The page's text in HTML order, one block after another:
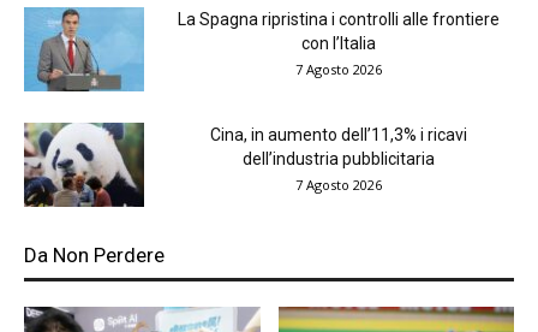
La Spagna ripristina i controlli alle frontiere
con l’Italia
7 Agosto 2026
Cina, in aumento dell’11,3% i ricavi
dell’industria pubblicitaria
7 Agosto 2026
Da Non Perdere